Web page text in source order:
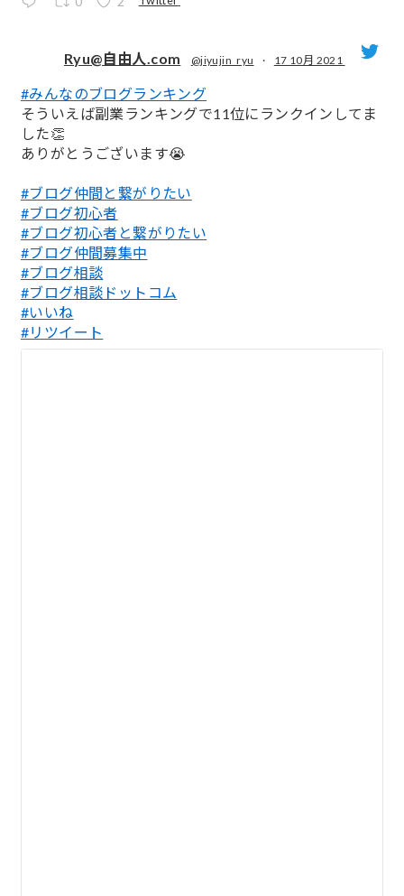
;
Ryu@自由人.com @jiyujin_ryu · 17 10月 2021
#みんなのブログランキング
そういえば副業ランキングで11位にランクインしてま
した👏
ありがとうございます😭
#ブログ仲間と繋がりたい
#ブログ初心者
#ブログ初心者と繋がりたい
#ブログ仲間募集中
#ブログ相談
#ブログ相談ドットコム
#いいね
#リツイート